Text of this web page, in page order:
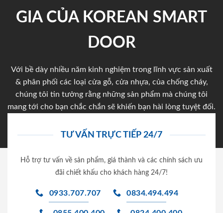
GIA CỦA KOREAN SMART
DOOR
Với bề dày nhiều năm kinh nghiệm trong lĩnh vực sản xuất
& phân phối các loại cửa gỗ, cửa nhựa, của chống cháy,
chúng tôi tin tưởng rằng những sản phẩm mà chúng tôi
mang tới cho bạn chắc chắn sẽ khiến bạn hài lòng tuyệt đối.
TƯ VẤN TRỰC TIẾP 24/7
Hỗ trợ tư vấn về sản phẩm, giá thành và các chính sách ưu
đãi chiết khấu cho khách hàng 24/7!
0933.707.707 0834.494.494